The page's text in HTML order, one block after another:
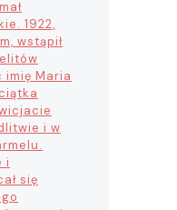
1922,
wstąpił
imię Maria
i w
i
się